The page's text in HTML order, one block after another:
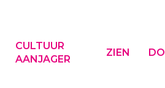
CULTUUR
AANJAGER
ZIEN